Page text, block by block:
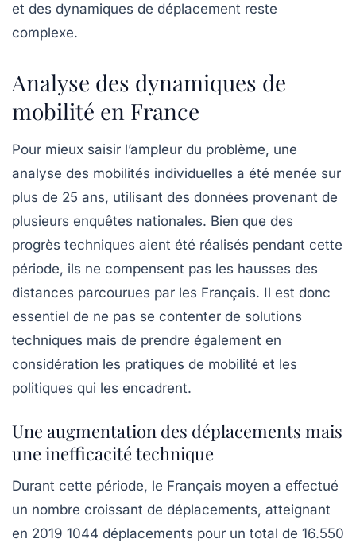
et des dynamiques de déplacement reste
complexe.
Analyse des dynamiques de
mobilité en France
Pour mieux saisir l’ampleur du problème, une
analyse des mobilités individuelles a été menée sur
plus de 25 ans, utilisant des données provenant de
plusieurs enquêtes nationales. Bien que des
progrès techniques aient été réalisés pendant cette
période, ils ne compensent pas les hausses des
distances parcourues par les Français. Il est donc
essentiel de ne pas se contenter de solutions
techniques mais de prendre également en
considération les pratiques de mobilité et les
politiques qui les encadrent.
Une augmentation des déplacements mais
une inefficacité technique
Durant cette période, le Français moyen a effectué
un nombre croissant de déplacements, atteignant
en 2019 1044 déplacements pour un total de 16.550